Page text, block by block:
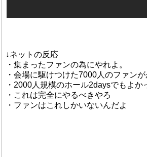
↓ネットの反応
・集まったファンの為にやれよ。
・会場に駆けつけた7000人のファンが
・2000人規模のホール2daysでもよか
・これは完全にやるべきやろ
・ファンはこれしかいないんだよ